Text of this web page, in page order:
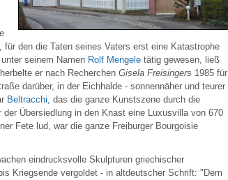
für den die Taten seines Vaters erst eine Katastrophe
seinem Namen Rolf Mengele tätig gewesen, ließ
er nach Recherchen Gisela Freisingers 1985 für
darüber, in der Eichhalde - sonnennäher und teurer
Beltracchi, das die ganze Kunstszene durch die
Übersiedlung in den Knast eine Luxusvilla von 670
Fete lud, war die ganze Freiburger Bourgoisie
eindrucksvolle Skulpturen griechischer
Kriegsende vergoldet - in altdeutscher Schrift: "Dem